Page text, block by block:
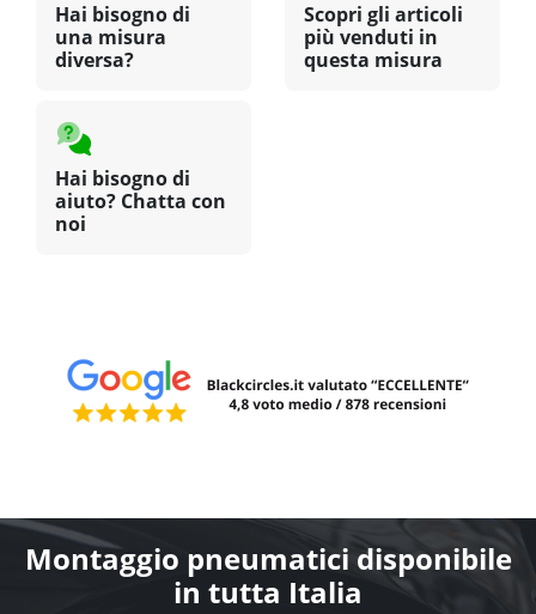
Hai bisogno di
una misura
diversa?
Scopri gli articoli
più venduti in
questa misura
Hai bisogno di
aiuto? Chatta con
noi
Montaggio pneumatici disponibile
in tutta Italia